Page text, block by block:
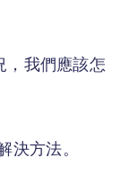
，我們應該怎
決方法。